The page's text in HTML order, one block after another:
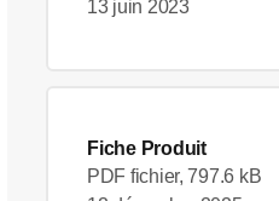
13 juin 2023
Fiche Produit
PDF fichier, 797.6 kB